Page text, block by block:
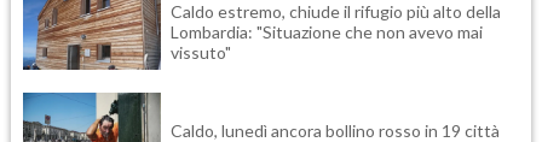
Caldo estremo, chiude il rifugio più alto della
Lombardia: "Situazione che non avevo mai
vissuto"
Caldo, lunedì ancora bollino rosso in 19 città